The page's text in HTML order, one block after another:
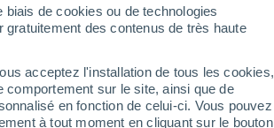
de cookies ou de technologies
des contenus de très haute
acceptez l'installation de tous les cookies,
comportement sur le site, ainsi que de
en fonction de celui-ci. Vous pouvez
à tout moment en cliquant sur le bouton
Demain
9 Août
Lundi
10 Août